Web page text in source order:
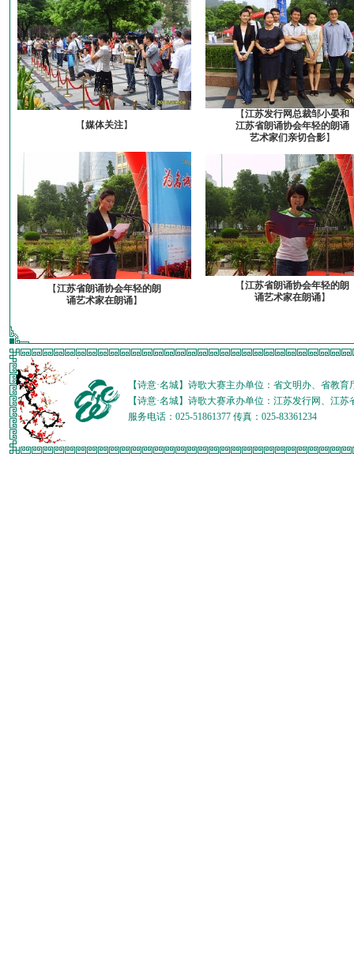
【媒体关注】
【江苏发行网总裁邹小晏和
江苏省朗诵协会年轻的朗诵
艺术家们亲切合影】
【江苏省朗诵协会年轻的朗
诵艺术家在朗诵】
【江苏省朗诵协会年轻的朗
诵艺术家在朗诵】
【诗意·名城】诗歌大赛主办单位：省文明办、省教
【诗意·名城】诗歌大赛承办单位：江苏发行网、江
服务电话：025-51861377 传真：025-83361234